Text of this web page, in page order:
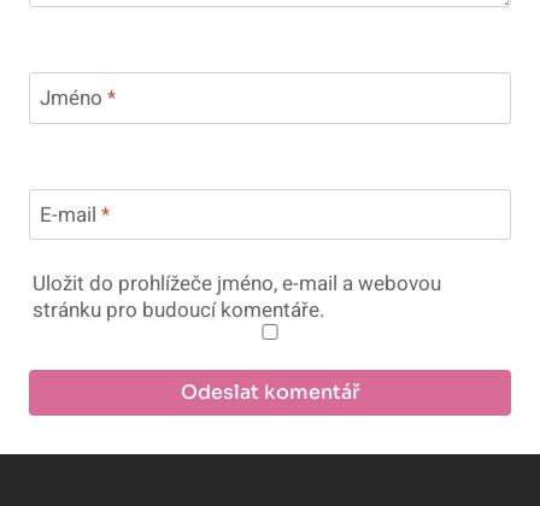
Jméno *
E-mail *
Uložit do prohlížeče jméno, e-mail a webovou
stránku pro budoucí komentáře.